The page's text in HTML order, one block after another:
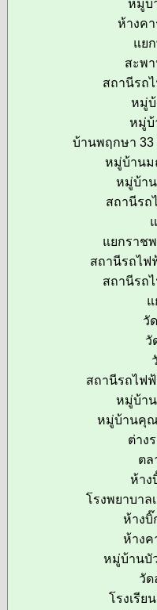
หมู่บ้
ห้างค
แย
สะพ
สถานีรถ
หมู่
หมู่บ้
บ้านพฤกษา 33
หมู่บ้านม
หมู่บ้าน
สถานีรถ
แยกราช
สถานีรถไฟ
สถานีรถ
วั
วั
สถานีรถไฟ
หมู่บ้า
หมู่บ้านคุณ
ต่าง
ตล
ห้าง
โรงพยาบา
ห้างบิ๊
ห้างค
หมู่บ้านบั
วัด
โรงเรี